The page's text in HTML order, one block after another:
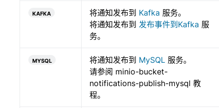
kafka 将通知发布到 Kafka 服务。
将通知发布到 发布事件到Kafka 服
务。
mysql 将通知发布到 MySQL 服务。
请参阅 minio-bucket-
notifications-publish-mysql 教
程。